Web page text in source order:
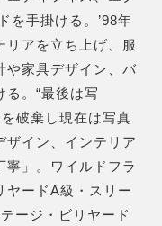
を手掛ける。’98年
リアを立ち上げ、服
や家具デザイン、バ
。“最後は写
破棄し現在は写真
ザイン、インテリア
寧」。ワイルドフラ
ヤードA級・スリー
ージ・ビリヤード